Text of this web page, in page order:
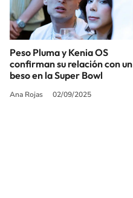
Peso Pluma y Kenia OS
confirman su relación con un
beso en la Super Bowl
Ana Rojas 02/09/2025